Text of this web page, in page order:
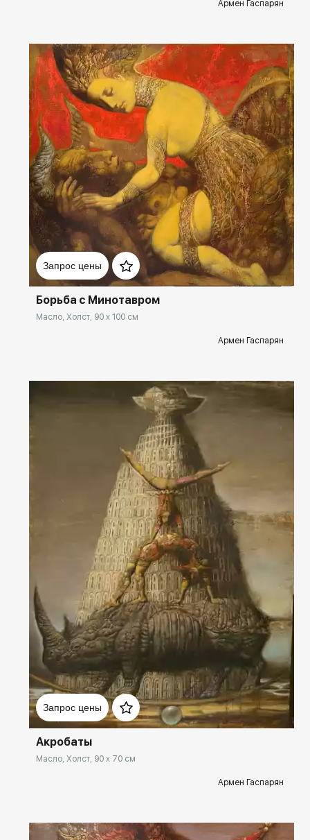
Армен Гаспарян
Запрос цены
Домен: spb.rakovgallery.ru
Борьба с Минотавром
Масло, Холст, 90 x 100 см
Армен Гаспарян
Запрос цены
Домен: spb.rakovgallery.ru
Акробаты
Масло, Холст, 90 x 70 см
Армен Гаспарян